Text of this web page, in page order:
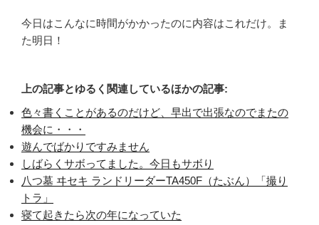
今日はこんなに時間がかかったのに内容はこれだけ。ま
た明日！
上の記事とゆるく関連しているほかの記事:
色々書くことがあるのだけど、早出で出張なのでまたの
機会に・・・
遊んでばかりですみません
しばらくサボってました。今日もサボり
八つ墓 ヰセキ ランドリーダーTA450F（たぶん）「撮り
トラ」
寝て起きたら次の年になっていた